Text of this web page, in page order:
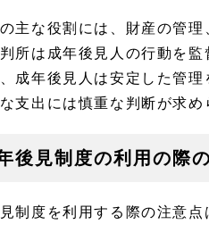
囲
2.
成年
見
の
際の
主な役割には、財産の管
所は成年後見人の行動を
成年後見人は安定した管
支出には慎重な判断が求
後見制度の利用の際
制度を利用する際の注意